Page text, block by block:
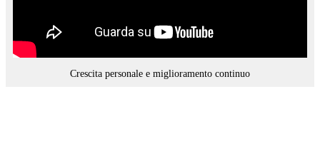
Crescita personale e miglioramento continuo